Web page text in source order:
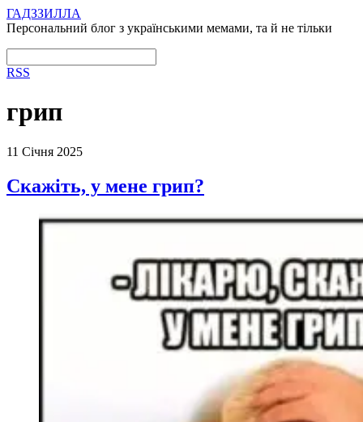
ГАДЗЗИЛЛА
Персональний блог з українськими мемами, та й не тільки
RSS
грип
11 Січня 2025
Скажіть, у мене грип?